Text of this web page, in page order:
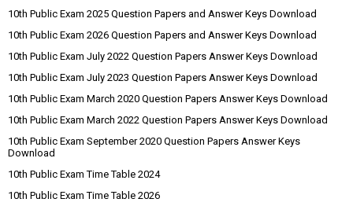
10th Public Exam 2025 Question Papers and Answer Keys Download
10th Public Exam 2026 Question Papers and Answer Keys Download
10th Public Exam July 2022 Question Papers Answer Keys Download
10th Public Exam July 2023 Question Papers Answer Keys Download
10th Public Exam March 2020 Question Papers Answer Keys Download
10th Public Exam March 2022 Question Papers Answer Keys Download
10th Public Exam September 2020 Question Papers Answer Keys
Download
10th Public Exam Time Table 2024
10th Public Exam Time Table 2026